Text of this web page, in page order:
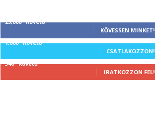
25,000 Követő
KÖVESSEN MINKET!
1,000 Követő
CSATLAKOZZON!
340 Követő
IRATKOZZON FEL!